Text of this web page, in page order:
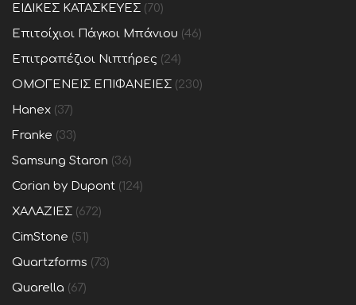
ΕΙΔΙΚΕΣ ΚΑΤΑΣΚΕΥΕΣ (70)
Επιτοίχιοι Πάγκοι Μπάνιου (46)
Επιτραπέζιοι Νιπτήρες (24)
ΟΜΟΓΕΝΕΙΣ ΕΠΙΦΑΝΕΙΕΣ (230)
Hanex (37)
Franke (33)
Samsung Staron (36)
Corian by Dupont (124)
ΧΑΛΑΖΙΕΣ (672)
CimStone (51)
Quartzforms (73)
Quarella (67)